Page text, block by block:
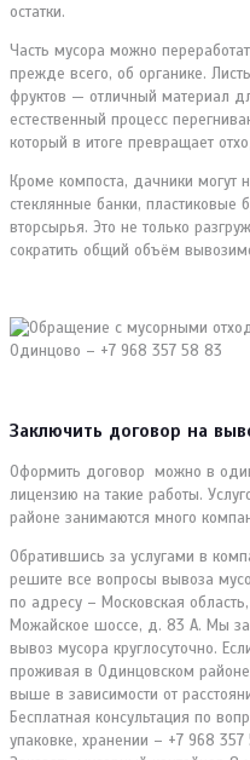
остатки.
Часть мусора можно
прежде всего, об органике.
фруктов — отличный материал
естественный процесс
который в итоге превращает
Кроме компоста, дачники могут
стеклянные банки, пластиковые
вторсырья. Это не только
сократить общий объём
Заключить договор на
Оформить договор можно в
лицензию на такие работы.
районе занимаются много
Обратившись за услугами в
решите все вопросы вывоза
по адресу – Московская
Можайское шоссе, д. 83 А. Мы
вывоз мусора круглосуточно.
проживая в Одинцовском
выше в зависимости от
Бесплатная консультация по
упаковке, хранении – +7 968 357